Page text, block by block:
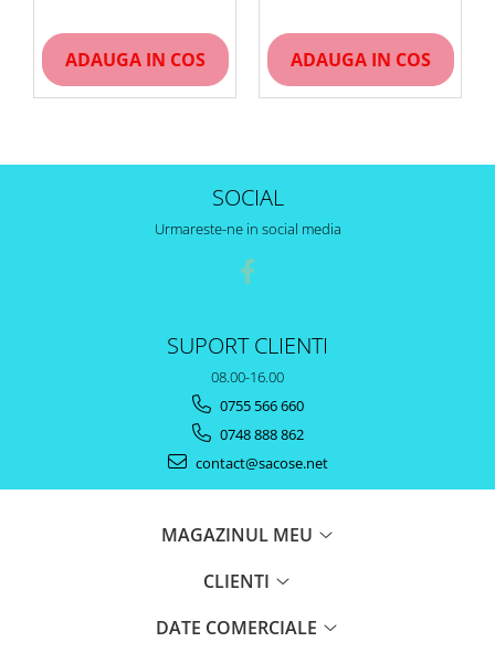
ADAUGA IN COS ADAUGA IN COS
SOCIAL
Urmareste-ne in social media
SUPORT CLIENTI
08.00-16.00
0755 566 660
0748 888 862
contact@sacose.net
MAGAZINUL MEU
CLIENTI
DATE COMERCIALE